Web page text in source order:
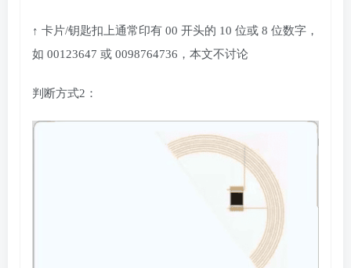
↑ 卡片/钥匙扣上通常印有 00 开头的 10 位或 8 位数字，
如 00123647 或 0098764736，本文不讨论
判断方式2：